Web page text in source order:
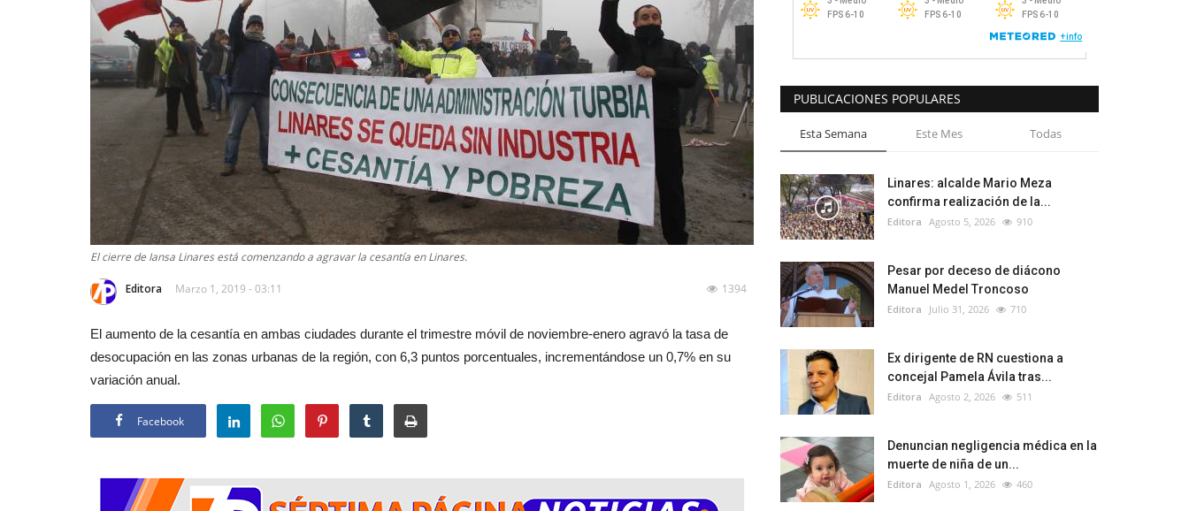
El cierre de Iansa Linares está comenzando a agravar la cesantía en Linares.
Editora Marzo 1, 2019 - 03:11 1394
El aumento de la cesantía en ambas ciudades durante el trimestre móvil de noviembre-enero agravó la tasa de
desocupación en las zonas urbanas de la región, con 6,3 puntos porcentuales, incrementándose un 0,7% en su
variación anual.
Facebook
PUBLICACIONES POPULARES
Esta Semana Este Mes Todas
Linares: alcalde Mario Meza
confirma realización de la...
Editora Agosto 5, 2026 910
Pesar por deceso de diácono
Manuel Medel Troncoso
Editora Julio 31, 2026 710
Ex dirigente de RN cuestiona a
concejal Pamela Ávila tras...
Editora Agosto 2, 2026 511
Denuncian negligencia médica en la
muerte de niña de un...
Editora Agosto 1, 2026 460